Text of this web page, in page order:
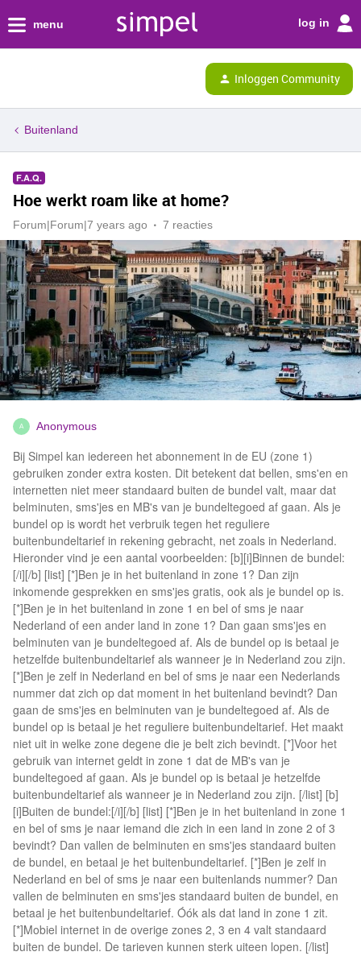
menu log in
Inloggen Community
Buitenland
F.A.Q.
Hoe werkt roam like at home?
Forum|Forum|7 years ago 7 reacties
A Anonymous
Bij Simpel kan iedereen het abonnement in de EU (zone 1)
gebruiken zonder extra kosten. Dit betekent dat bellen, sms'en en
internetten niet meer standaard buiten de bundel valt, maar dat
belminuten, sms'jes en MB's van je bundeltegoed af gaan. Als je
bundel op is wordt het verbruik tegen het reguliere
buitenbundeltarief in rekening gebracht, net zoals in Nederland.
Hieronder vind je een aantal voorbeelden: [b][i]Binnen de bundel:
[/i][/b] [list] [*]Ben je in het buitenland in zone 1? Dan zijn
inkomende gesprekken en sms'jes gratis, ook als je bundel op is.
[*]Ben je in het buitenland in zone 1 en bel of sms je naar
Nederland of een ander land in zone 1? Dan gaan sms'jes en
belminuten van je bundeltegoed af. Als de bundel op is betaal je
hetzelfde buitenbundeltarief als wanneer je in Nederland zou zijn.
[*]Ben je zelf in Nederland en bel of sms je naar een Nederlands
nummer dat zich op dat moment in het buitenland bevindt? Dan
gaan de sms'jes en belminuten van je bundeltegoed af. Als de
bundel op is betaal je het reguliere buitenbundeltarief. Het maakt
niet uit in welke zone degene die je belt zich bevindt. [*]Voor het
gebruik van internet geldt in zone 1 dat de MB's van je
bundeltegoed af gaan. Als je bundel op is betaal je hetzelfde
buitenbundeltarief als wanneer je in Nederland zou zijn. [/list] [b]
[i]Buiten de bundel:[/i][/b] [list] [*]Ben je in het buitenland in zone 1
en bel of sms je naar iemand die zich in een land in zone 2 of 3
bevindt? Dan vallen de belminuten en sms'jes standaard buiten
de bundel, en betaal je het buitenbundeltarief. [*]Ben je zelf in
Nederland en bel of sms je naar een buitenlands nummer? Dan
vallen de belminuten en sms'jes standaard buiten de bundel, en
betaal je het buitenbundeltarief. Óók als dat land in zone 1 zit.
[*]Mobiel internet in de overige zones 2, 3 en 4 valt standaard
buiten de bundel. De tarieven kunnen sterk uiteen lopen. [/list]